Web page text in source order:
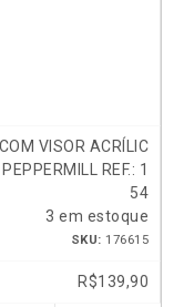
VISOR ACRÍLIC
REF.: 1
54
3 em estoque
SKU: 176615
R$139,90